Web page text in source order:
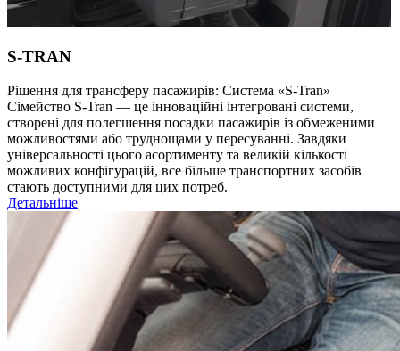
S-TRAN
Рішення для трансферу пасажирів: Система «S-Tran»
Сімейство S-Tran — це інноваційні інтегровані системи,
створені для полегшення посадки пасажирів із обмеженими
можливостями або труднощами у пересуванні. Завдяки
універсальності цього асортименту та великій кількості
можливих конфігурацій, все більше транспортних засобів
стають доступними для цих потреб.
Детальніше